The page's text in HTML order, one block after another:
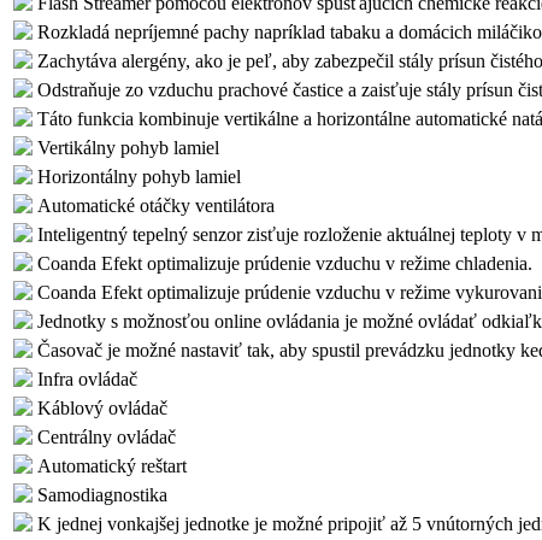
Rozkladá nepríjemné pachy napríklad tabaku a domácich
Zachytáva alergény, ako je peľ, aby zabezpečil stály prísun
Odstraňuje zo vzduchu prachové častice a zaisťuje stály prísun
Táto funkcia kombinuje vertikálne a horizontálne automatické
Vertikálny pohyb lamiel
Horizontálny pohyb lamiel
Automatické otáčky ventilátora
Inteligentný tepelný senzor zisťuje rozloženie aktuálnej teploty v
Coanda Efekt optimalizuje prúdenie vzduchu v režime chladenia.
Coanda Efekt optimalizuje prúdenie vzduchu v režime
Jednotky s možnosťou online ovládania je možné ovládať
Časovač je možné nastaviť tak, aby spustil prevádzku jednotky
Infra ovládač
Káblový ovládač
Centrálny ovládač
Automatický reštart
Samodiagnostika
K jednej vonkajšej jednotke je možné pripojiť až 5 vnútorných